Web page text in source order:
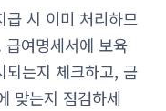
급 시 이미 처리하므
여명세서에 보육
되는지 체크하고, 금
맞는지 점검하세